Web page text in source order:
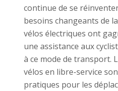
continue de se
besoins changeants de
vélos électriques ont
une assistance aux
à ce mode de transport.
vélos en libre-service
pratiques pour les